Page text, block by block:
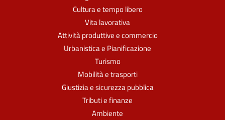
Cultura e tempo libero
Vita lavorativa
Attività produttive e commercio
Urbanistica e Pianificazione
Turismo
Mobilità e trasporti
Giustizia e sicurezza pubblica
Tributi e finanze
Ambiente